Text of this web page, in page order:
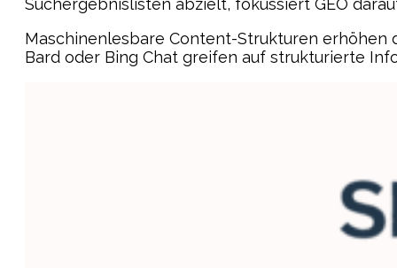
Suchergebnislisten abzielt, fokussiert GEO
Maschinenlesbare Content-Strukturen erhöhen
Bard oder Bing Chat greifen auf strukturierte